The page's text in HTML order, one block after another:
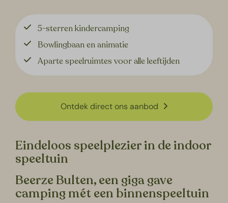
5-sterren kindercamping
Bowlingbaan en animatie
Aparte speelruimtes voor alle leeftijden
Ontdek direct ons aanbod
Eindeloos speelplezier in de indoor
speeltuin
Beerze Bulten, een giga gave
camping mét een binnenspeeltuin